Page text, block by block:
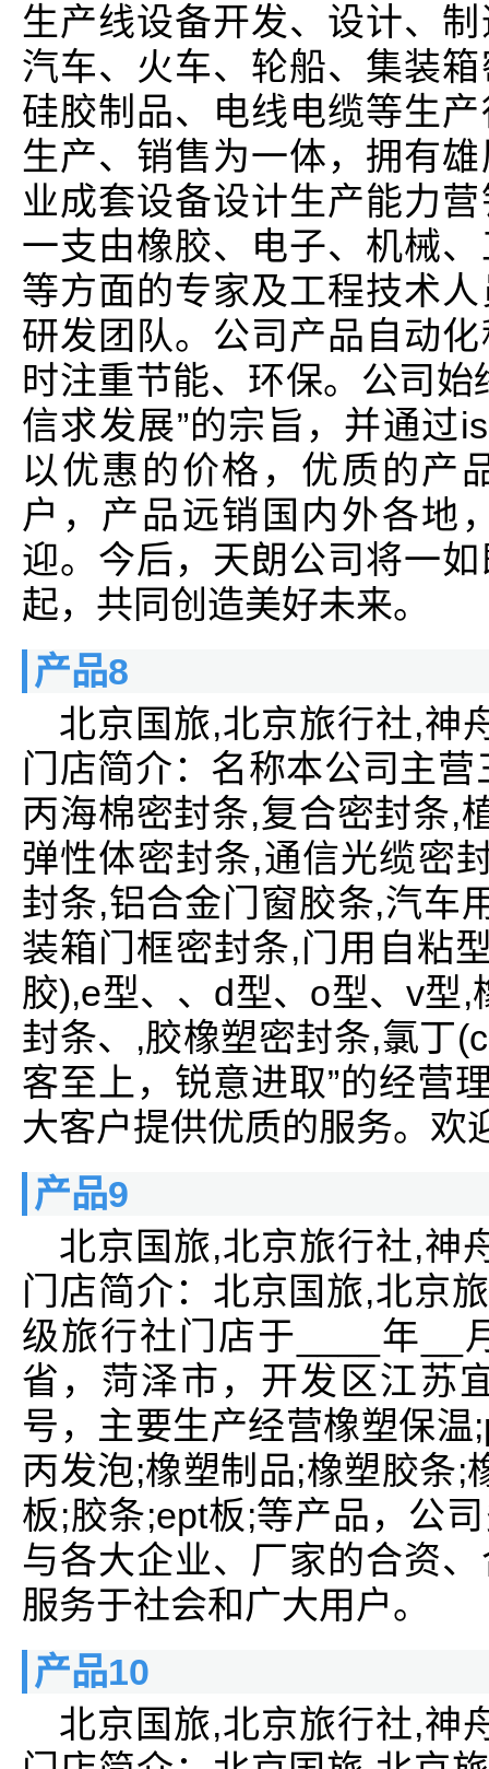
生产线设备开发、设计、
汽车、火车、轮船、集装
硅胶制品、电线电缆等生
生产、销售为一体，拥有
业成套设备设计生产能力
一支由橡胶、电子、机械
等方面的专家及工程技术
研发团队。公司产品自动
时注重节能、环保。公司
信求发展”的宗旨，并通过
以优惠的价格，优质的产
户，产品远销国内外各地
迎。今后，天朗公司将一
起，共同创造美好未来。
产品8
北京国旅,北京旅行社,神
门店简介：名称本公司主
丙海棉密封条,复合密封条,
弹性体密封条,通信光缆密
封条,铝合金门窗胶条,汽车
装箱门框密封条,门用自粘
胶),e型、、d型、o型、v型
封条、,胶橡塑密封条,氯丁
客至上，锐意进取”的经营
大客户提供优质的服务。欢
产品9
北京国旅,北京旅行社,神
门店简介：北京国旅,北京
级旅行社门店于____年__
省，菏泽市，开发区江苏
号，主要生产经营橡塑保
丙发泡;橡塑制品;橡塑胶条;
板;胶条;ept板;等产品，公
与各大企业、厂家的合资
服务于社会和广大用户。
产品10
北京国旅,北京旅行社,神